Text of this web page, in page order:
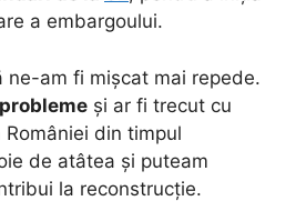
a embargoului.
ne-am fi mișcat mai repede.
și ar fi trecut cu
din timpul
de atâtea și puteam
la reconstrucție.